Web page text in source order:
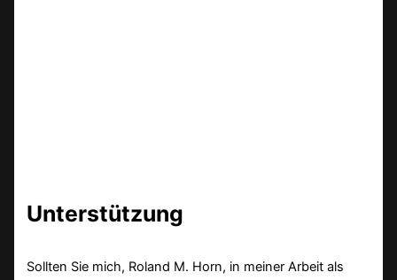
Unterstützung
Sollten Sie mich, Roland M. Horn, in meiner Arbeit als